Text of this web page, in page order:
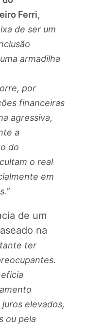
Ferri,
de ser um
armadilha
por
financeiras
agressiva,
a
do
o real
em
de um
na
ter
elevados,
ou pela